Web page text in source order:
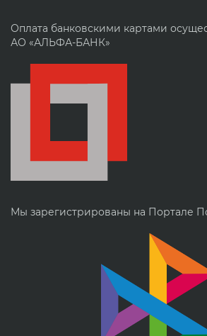
Оплата банковскими картами
АО «АЛЬФА-БАНК»
Мы зарегистрированы на Портале